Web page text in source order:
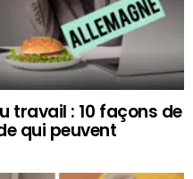
travail : 10 façons de
qui peuvent